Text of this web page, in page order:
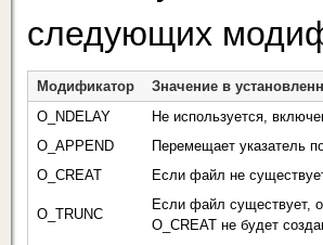
следующих
Модификатор
Значение в
O_NDELAY
Не используется,
O_APPEND
Перемещает указатель
O_CREAT
Если файл не
O_TRUNC
Если файл существует,
O_CREAT не будет